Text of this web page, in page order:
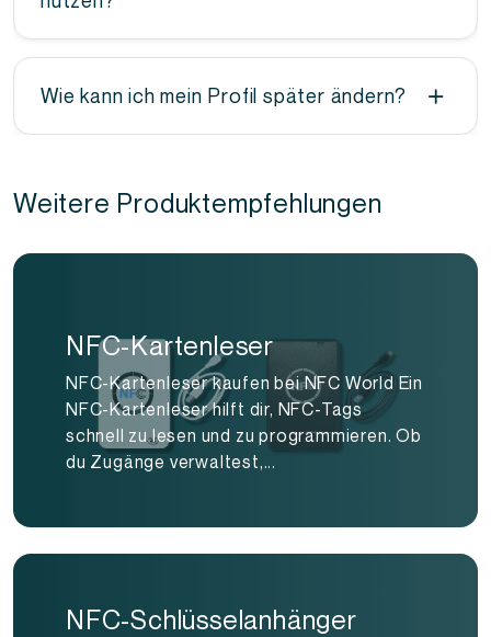
Ja. Alle Karten haben zusätzlich einen QR Code,
Wie kann ich mein Profil später ändern?
Logge dich ins Dashboard ein und passe dein
sofort sichtbar.
Weitere Produktempfehlungen
NFC-Kartenleser
NFC-Kartenleser kaufen bei NFC World Ein
NFC-Kartenleser hilft dir, NFC-Tags
schnell zu lesen und zu programmieren. Ob
du Zugänge verwaltest,...
NFC-Schlüsselanhänger